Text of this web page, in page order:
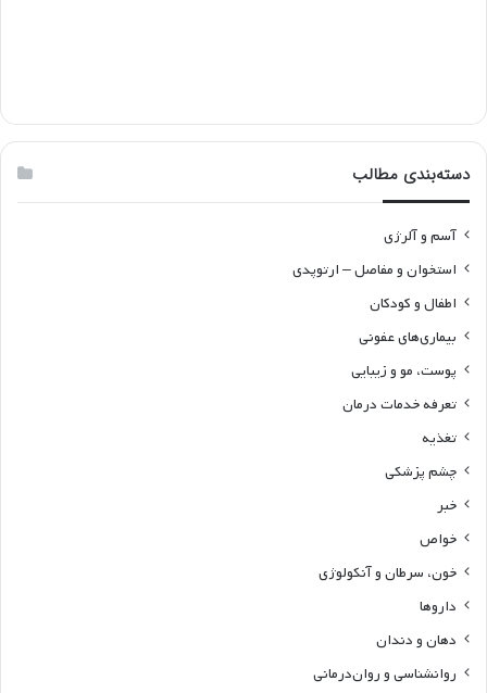
دسته‌بندی مطالب
آسم و آلرژی
استخوان و مفاصل – ارتوپدی
اطفال و کودکان
بیماری‌های عفونی
پوست، مو و زیبایی
تعرفه خدمات درمان
تغذیه
چشم پزشکی
خبر
خواص
خون، سرطان و آنکولوژی
داروها
دهان و دندان
روانشناسی و روان‌درمانی